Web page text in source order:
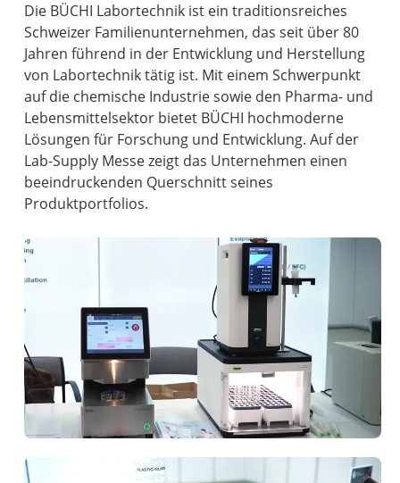
Die BÜCHI Labortechnik ist ein traditionsreiches
Schweizer Familienunternehmen, das seit über 80
Jahren führend in der Entwicklung und Herstellung
von Labortechnik tätig ist. Mit einem Schwerpunkt
auf die chemische Industrie sowie den Pharma- und
Lebensmittelsektor bietet BÜCHI hochmoderne
Lösungen für Forschung und Entwicklung. Auf der
Lab-Supply Messe zeigt das Unternehmen einen
beeindruckenden Querschnitt seines
Produktportfolios.